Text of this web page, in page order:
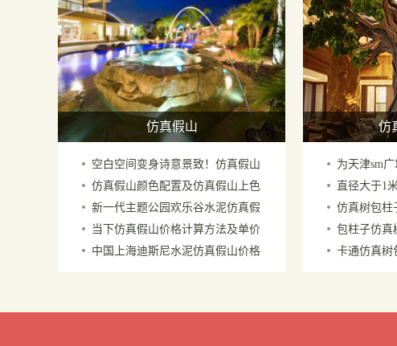
仿真假山
空白空间变身诗意景致！仿真假山
石的造景蜕变过程
仿真假山颜色配置及仿真假山上色
方法－北京厂家
新一代主题公园欢乐谷水泥仿真假
山价格多少钱一平米
当下仿真假山价格计算方法及单价
多少钱一平米
中国上海迪斯尼水泥仿真假山价格
仿
为天津sm
北京厂家
直径大于1
京厂家在广州
仿真树包柱
子－制作于
包柱子仿真
仿真艺术品
卡通仿真树